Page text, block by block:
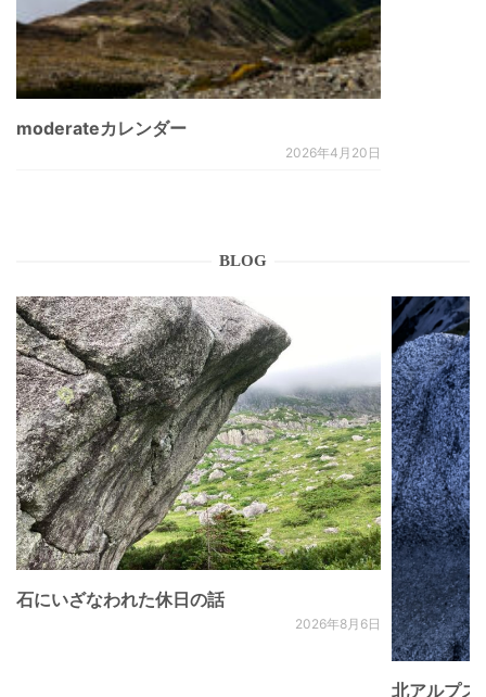
moderateカレンダー
2026年4月20日
BLOG
石にいざなわれた休日の話
2026年8月6日
北アルプ